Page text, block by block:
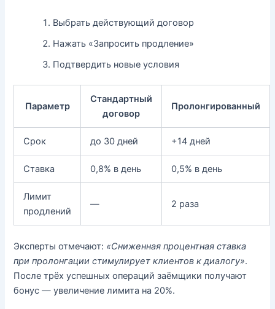
Выбрать действующий договор
Нажать «Запросить продление»
Подтвердить новые условия
Параметр
Стандартный
договор
Пролонгированный
Срок до 30 дней +14 дней
Ставка 0,8% в день 0,5% в день
Лимит
продлений
— 2 раза
Эксперты отмечают: «Сниженная процентная ставка
при пролонгации стимулирует клиентов к диалогу».
После трёх успешных операций заёмщики получают
бонус — увеличение лимита на 20%.